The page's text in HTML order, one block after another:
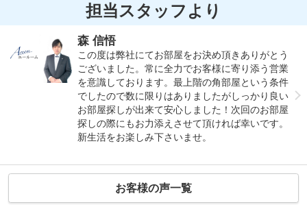
担当スタッフより
森 信悟
この度は弊社にてお部屋をお決め頂きありがとう
ございました。常に全力でお客様に寄り添う営業
を意識しております。最上階の角部屋という条件
でしたので数に限りはありましたがしっかり良い
お部屋探しが出来て安心しました！次回のお部屋
探しの際にもお力添えさせて頂ければ幸いです。
新生活をお楽しみ下さいませ。
お客様の声一覧